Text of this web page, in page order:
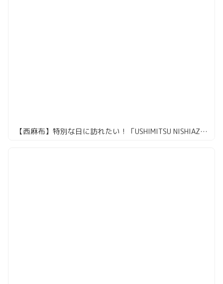
【西麻布】特別な日に訪れたい！「USHIMITSU NISHIAZABU」で贅沢焼肉体験